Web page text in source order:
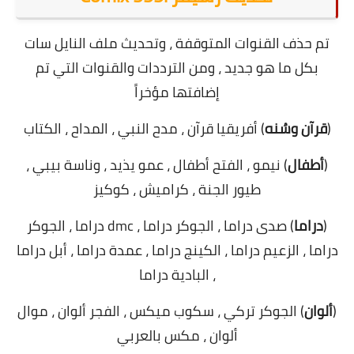
تم حذف القنوات المتوقفة ، وتحديث ملف النايل سات
بكل ما هو جديد ، ومن الترددات والقنوات التي تم
إضافتها مؤخراً
(قرآن وسُنه) أفريقيا قرآن ، مدح النبي ، المداح ، الكتاب
(أطفال) نيمو ، الفتح أطفال ، عمو يذيد ، وناسة بيبي ،
طيور الجنة ، كراميش ، كوكيز
(دراما
) صدى دراما ، الجوكر دراما ، dmc دراما ، الجوكر
دراما ، الزعيم دراما ، الكينج دراما ، عمدة دراما ، أبل دراما
، البادية دراما
(ألوان) الجوكر تركي ، سكوب ميكس ، الفجر ألوان ، موال
ألوان ، مكس بالعربي